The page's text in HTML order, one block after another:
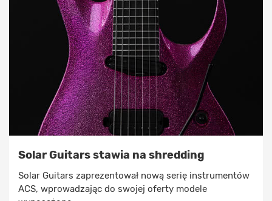
Solar Guitars stawia na shredding
Solar Guitars zaprezentował nową serię instrumentów
ACS, wprowadzając do swojej oferty modele